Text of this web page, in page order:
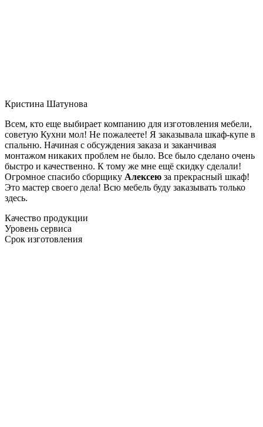
Кристина Шатунова
Всем, кто еще выбирает компанию для изготовления мебели,
советую Кухни мол! Не пожалеете! Я заказывала шкаф-купе в
спальню. Начиная с обсуждения заказа и заканчивая
монтажом никаких проблем не было. Все было сделано очень
быстро и качественно. К тому же мне ещё скидку сделали!
Огромное спасибо сборщику Алексею за прекрасный шкаф!
Это мастер своего дела! Всю мебель буду заказывать только
здесь.
Качество продукции
Уровень сервиса
Срок изготовления